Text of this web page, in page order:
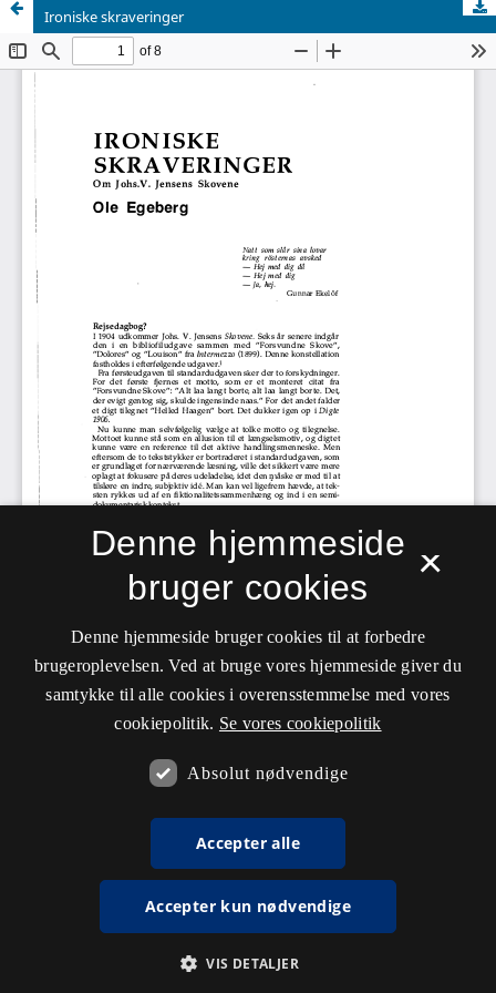
Ironiske skraveringer
×
Denne hjemmeside
bruger cookies
Denne hjemmeside bruger cookies til at forbedre
brugeroplevelsen. Ved at bruge vores hjemmeside giver du
samtykke til alle cookies i overensstemmelse med vores
cookiepolitik. Se vores cookiepolitik
Absolut nødvendige
Accepter alle
Accepter kun nødvendige
VIS DETALJER